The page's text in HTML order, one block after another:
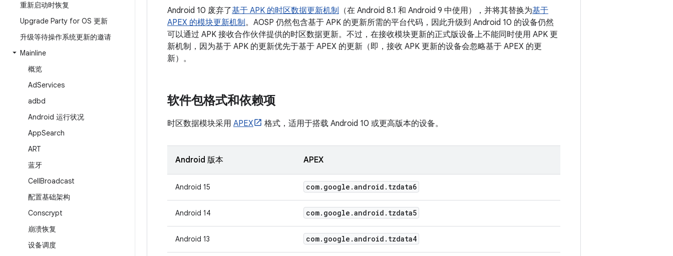
重新启动时恢复
Upgrade Party for OS 更新
升级等待操作系统更新的邀请
Mainline
概览
AdServices
adbd
Android 运行状况
AppSearch
ART
蓝牙
CellBroadcast
配置基础架构
Conscrypt
崩溃恢复
设备调度
Android 10 废弃了基于 APK 的时区数据更新机制 （在 Android 8.1 和 Android 9 中使用），并将其替换为基于
APEX 的模块更新机制。AOSP 仍然包含基于 APK 的更新所需的平台代码，因此升级到 Android 10 的设备仍然
可以通过 APK 接收合作伙伴提供的时区数据更新。不过，在接收模块更新的正式版设备上不能同时使用 APK 更
新机制，因为基于 APK 的更新优先于基于 APEX 的更新（即，接收 APK 更新的设备会忽略基于 APEX 的更
新）。
软件包格式和依赖项
时区数据模块采用 APEX 格式，适用于搭载 Android 10 或更高版本的设备。
Android 版本 APEX
Android 15 com. google .android . tzdata6
Android 14 com. google .android . tzdata5
Android 13 com. google .android . tzdata4